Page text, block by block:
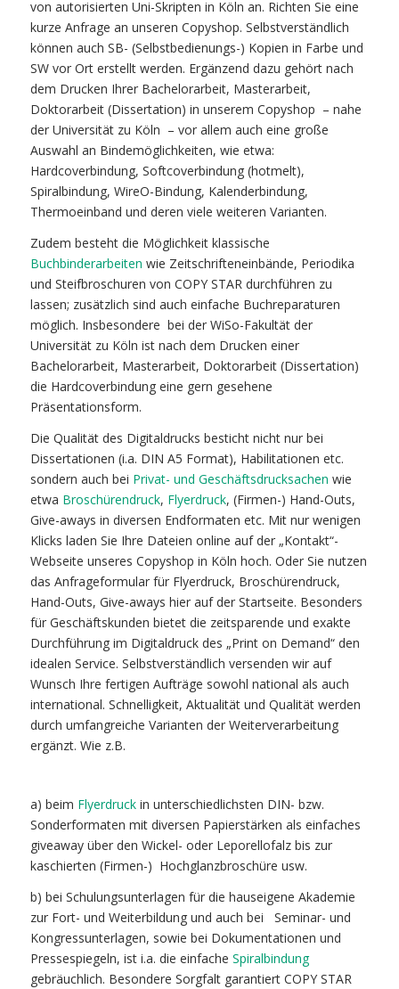
von autorisierten Uni-Skripten in Köln an. Richten Sie eine
kurze Anfrage an unseren Copyshop. Selbstverständlich
können auch SB- (Selbstbedienungs-) Kopien in Farbe und
SW vor Ort erstellt werden. Ergänzend dazu gehört nach
dem Drucken Ihrer Bachelorarbeit, Masterarbeit,
Doktorarbeit (Dissertation) in unserem Copyshop – nahe
der Universität zu Köln – vor allem auch eine große
Auswahl an Bindemöglichkeiten, wie etwa:
Hardcoverbindung, Softcoverbindung (hotmelt),
Spiralbindung, WireO-Bindung, Kalenderbindung,
Thermoeinband und deren viele weiteren Varianten.
Zudem besteht die Möglichkeit klassische
Buchbinderarbeiten wie Zeitschrifteneinbände, Periodika
und Steifbroschuren von COPY STAR durchführen zu
lassen; zusätzlich sind auch einfache Buchreparaturen
möglich. Insbesondere bei der WiSo-Fakultät der
Universität zu Köln ist nach dem Drucken einer
Bachelorarbeit, Masterarbeit, Doktorarbeit (Dissertation)
die Hardcoverbindung eine gern gesehene
Präsentationsform.
Die Qualität des Digitaldrucks besticht nicht nur bei
Dissertationen (i.a. DIN A5 Format), Habilitationen etc.
sondern auch bei Privat- und Geschäftsdrucksachen wie
etwa Broschürendruck, Flyerdruck, (Firmen-) Hand-Outs,
Give-aways in diversen Endformaten etc. Mit nur wenigen
Klicks laden Sie Ihre Dateien online auf der „Kontakt“-
Webseite unseres Copyshop in Köln hoch. Oder Sie nutzen
das Anfrageformular für Flyerdruck, Broschürendruck,
Hand-Outs, Give-aways hier auf der Startseite. Besonders
für Geschäftskunden bietet die zeitsparende und exakte
Durchführung im Digitaldruck des „Print on Demand“ den
idealen Service. Selbstverständlich versenden wir auf
Wunsch Ihre fertigen Aufträge sowohl national als auch
international. Schnelligkeit, Aktualität und Qualität werden
durch umfangreiche Varianten der Weiterverarbeitung
ergänzt. Wie z.B.
a) beim Flyerdruckin unterschiedlichsten DIN- bzw.
Sonderformaten mit diversen Papierstärken als einfaches
giveaway über den Wickel- oder Leporellofalz bis zur
kaschierten (Firmen-) Hochglanzbroschüre usw.
b) bei Schulungsunterlagen für die hauseigene Akademie
zur Fort- und Weiterbildung und auch bei
Seminar- und
Kongressunterlagen, sowie bei Dokumentationen und
Pressespiegeln, ist i.a. die einfache Spiralbindung
gebräuchlich. Besondere Sorgfalt garantiert COPY STAR